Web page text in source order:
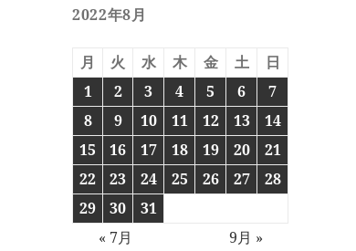
2022年8月
月 火 水 木 金 土
日
1
2 3 4 5 6
7
8
9 10 11 12 13
14
15
16 17 18 19 20
21
22
23 24 25 26 27
28
29
30
31
« 7月
9月 »